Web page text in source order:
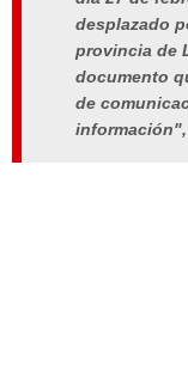
desplazado
provincia de
documento
de